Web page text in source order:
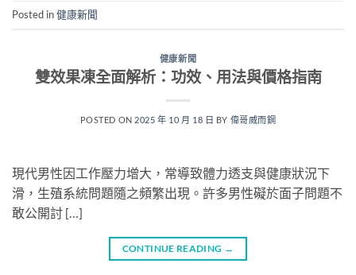
Posted in健康新聞
健康新聞
雙效果凍全面解析：功效、用法與價格指南
POSTED ON 2025 年 10 月 18 日 BY 偉哥威而鋼
現代男性因工作壓力增大，常導致體力透支與健康狀況下
滑，生殖系統問題隨之頻繁出現。許多男性礙於面子問題不
敢公開討 […]
CONTINUE READING →